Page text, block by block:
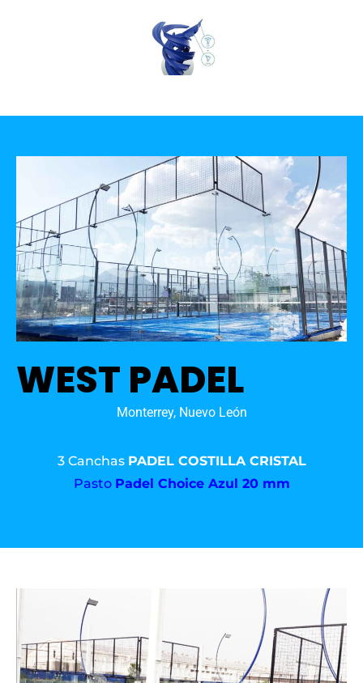
WEST PADEL
Monterrey, Nuevo León
3 Canchas PADEL COSTILLA CRISTAL
Pasto Padel Choice Azul 20 mm